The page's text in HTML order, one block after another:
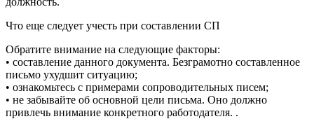
Что еще следует учесть при составлении СП
Обратите внимание на следующие факторы:
• составление данного документа. Безграмотно составленное
письмо ухудшит ситуацию;
• ознакомьтесь с примерами сопроводительных писем;
• не забывайте об основной цели письма. Оно должно
привлечь внимание конкретного работодателя. .